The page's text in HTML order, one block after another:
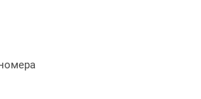
Кызыл, Магадан, Биробиджан,
Магас, Назрань, Элиста,